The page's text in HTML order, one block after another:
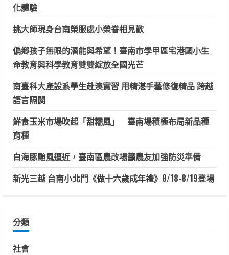
化體驗
挑大師現身台南榮服處小榮眷相見歡
偏鄉孩子無限的潛能與希望！臺南市學甲區宅港國小生
命教育與科學教育雙雙綻放全國光芒
南臺科大產設系學生赴澳實習 用精湛手藝修復精品 跨越
語言隔閡
鮮食玉米市場吹起「甜糯風」 臺南場積極布局新品種
育種
白海豚颱風逼近，臺南區農改場籲農友加強防災準備
新光三越 台南小北門《做十六歲成年禮》8/18-8/19登場
分類
社會